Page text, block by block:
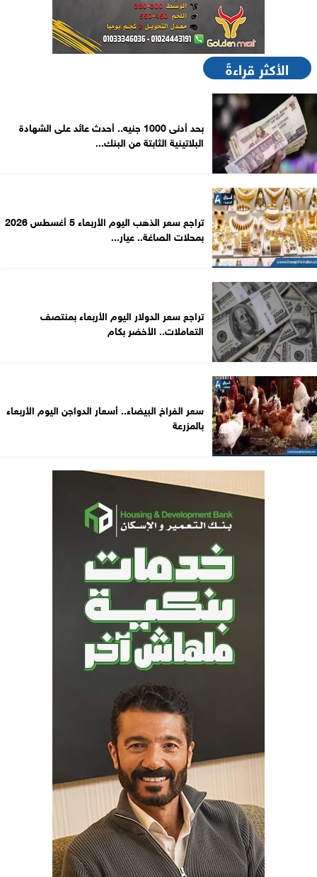
الأكثر قراءةً
بحد أدنى 1000 جنيه.. أحدث عائد على الشهادة
البلاتينية الثابتة من البنك...
تراجع سعر الذهب اليوم الأربعاء 5 أغسطس 2026
بمحلات الصاغة.. عيار...
تراجع سعر الدولار اليوم الأربعاء بمنتصف
التعاملات.. الأخضر بكام
سعر الفراخ البيضاء.. أسعار الدواجن اليوم الأربعاء
بالمزرعة